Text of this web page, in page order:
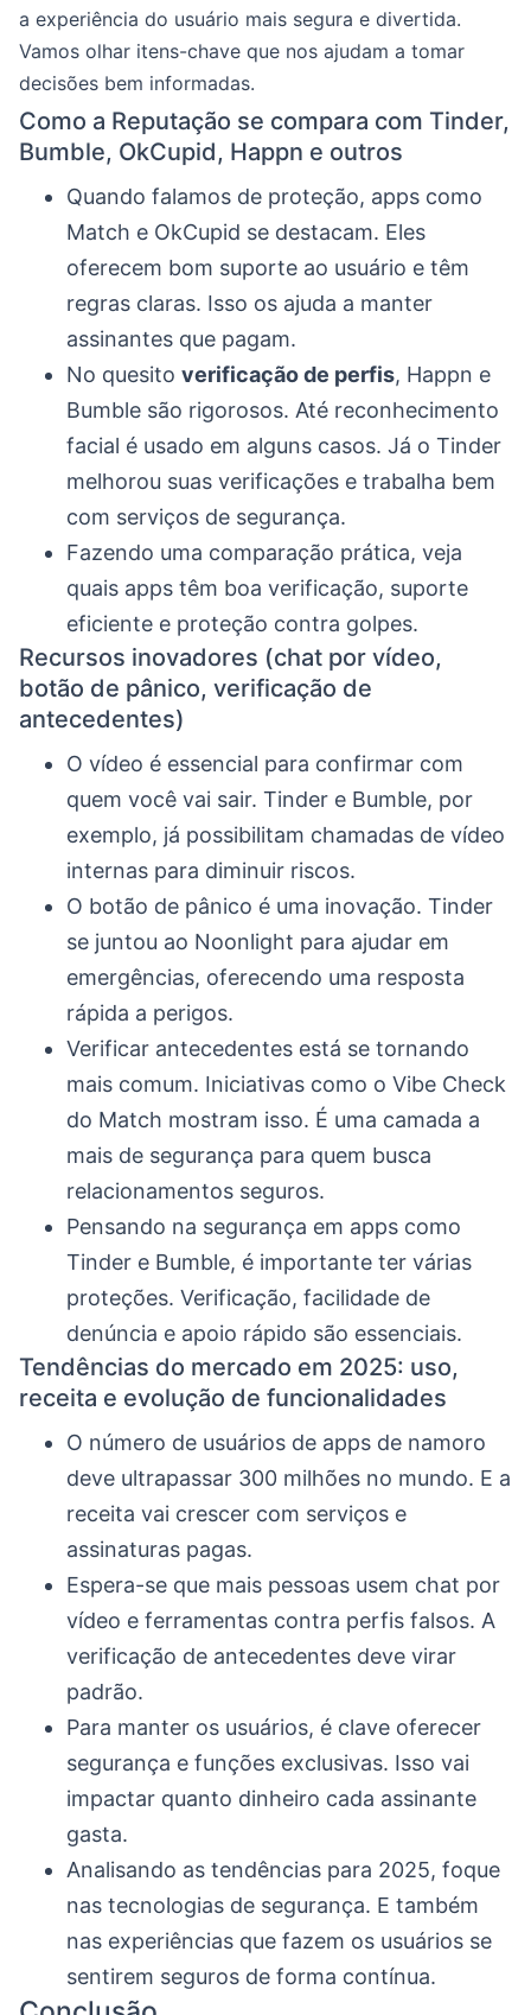
a experiência do usuário mais segura e divertida.
Vamos olhar itens-chave que nos ajudam a tomar
decisões bem informadas.
Como a Reputação se compara com Tinder,
Bumble, OkCupid, Happn e outros
Quando falamos de proteção, apps como
Match e OkCupid se destacam. Eles
oferecem bom suporte ao usuário e têm
regras claras. Isso os ajuda a manter
assinantes que pagam.
No quesito verificação de perfis, Happn e
Bumble são rigorosos. Até reconhecimento
facial é usado em alguns casos. Já o Tinder
melhorou suas verificações e trabalha bem
com serviços de segurança.
Fazendo uma comparação prática, veja
quais apps têm boa verificação, suporte
eficiente e proteção contra golpes.
Recursos inovadores (chat por vídeo,
botão de pânico, verificação de
antecedentes)
O vídeo é essencial para confirmar com
quem você vai sair. Tinder e Bumble, por
exemplo, já possibilitam chamadas de vídeo
internas para diminuir riscos.
O botão de pânico é uma inovação. Tinder
se juntou ao Noonlight para ajudar em
emergências, oferecendo uma resposta
rápida a perigos.
Verificar antecedentes está se tornando
mais comum. Iniciativas como o Vibe Check
do Match mostram isso. É uma camada a
mais de segurança para quem busca
relacionamentos seguros.
Pensando na segurança em apps como
Tinder e Bumble, é importante ter várias
proteções. Verificação, facilidade de
denúncia e apoio rápido são essenciais.
Tendências do mercado em 2025: uso,
receita e evolução de funcionalidades
O número de usuários de apps de namoro
deve ultrapassar 300 milhões no mundo. E a
receita vai crescer com serviços e
assinaturas pagas.
Espera-se que mais pessoas usem chat por
vídeo e ferramentas contra perfis falsos. A
verificação de antecedentes deve virar
padrão.
Para manter os usuários, é clave oferecer
segurança e funções exclusivas. Isso vai
impactar quanto dinheiro cada assinante
gasta.
Analisando as tendências para 2025, foque
nas tecnologias de segurança. E também
nas experiências que fazem os usuários se
sentirem seguros de forma contínua.